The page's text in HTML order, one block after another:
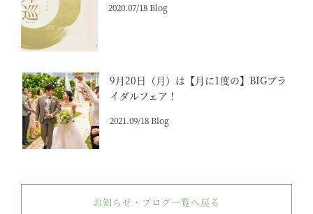
2020.07/18 Blog
9月20日（月）は【月に1度の】BIGブラ
イダルフェア！
2021.09/18 Blog
お知らせ・ブログ一覧へ戻る